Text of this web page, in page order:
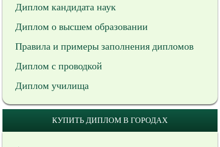
Диплом кандидата наук
Диплом о высшем образовании
Правила и примеры заполнения дипломов
Диплом с проводкой
Диплом училища
КУПИТЬ ДИПЛОМ В ГОРОДАХ